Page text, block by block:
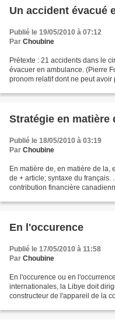
Un accident évacué
Publié le 19/05/2010 à 07:12
Par Choubine
Prétexte : 21 accidents dans le
évacuer en ambulance. (Pierre
pronom relatif dont ne peut
Stratégie en matière
Publié le 18/05/2010 à 03:19
Par Choubine
En matière de, en matière de la,
de + article; syntaxe du français.
contribution financière
En l'occurence
Publié le 17/05/2010 à 11:58
Par Choubine
En l'occurence ou en
internationales, la Libye doit
constructeur de l'appareil de la